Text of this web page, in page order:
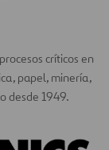
críticos en
papel, minería,
desde 1949.